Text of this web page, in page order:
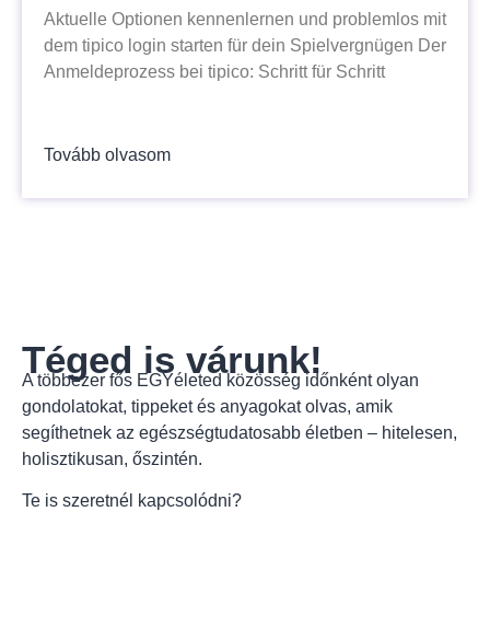
Aktuelle Optionen kennenlernen und problemlos mit
dem tipico login starten für dein Spielvergnügen Der
Anmeldeprozess bei tipico: Schritt für Schritt
Tovább olvasom
Téged is várunk!
A többezer fős EGYéleted közösség időnként olyan
gondolatokat, tippeket és anyagokat olvas, amik
segíthetnek az egészségtudatosabb életben – hitelesen,
holisztikusan, őszintén.
Te is szeretnél kapcsolódni?